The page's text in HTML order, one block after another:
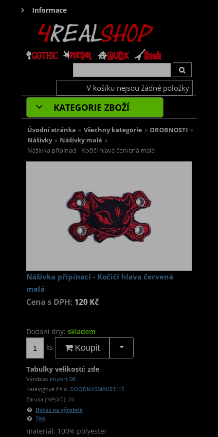
Informace
V košíku nejsou žádné položky
KATEGORIE ZBOŽÍ
Úvodní stránka » Všechny kategorie » DROBNOSTI »
Nášivky » Nášivky malé »
Nášivka připínací - Kočičí hlava červená malá
Nášivka připínací - Kočičí hlava červená
malá
Cena s DPH: 120 Kč
Dodání dny: skladem
ks
Koupit
Tabulky velikostí: zde
Výrobce: import DE
Katalogové číslo: DOQDNASMAUS3115
Záruka (měsíců): 24
Dotaz na výrobek
Tisk
materiál: 100% polyester